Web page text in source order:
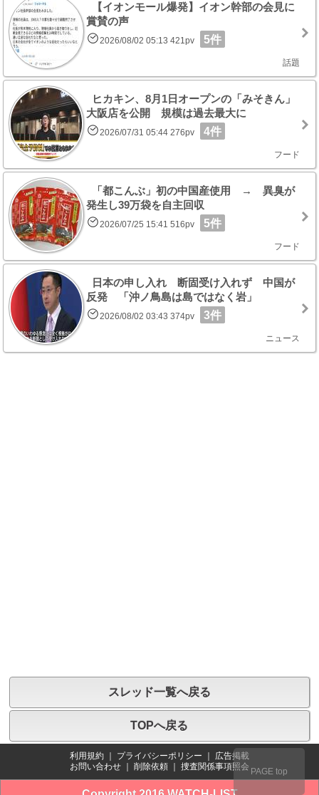
【イオンモール爆発】イオン幹部の会見に
賞賛の声
2026/08/02 05:13 421pv 5件
話題
ヒカキン、8月1日オープンの「みそきん」
大阪店を公開 規模は過去最大に
2026/07/31 05:44 276pv 4件
フード
「都こんぶ」初の中国産使用 → 異臭が
発生し39万袋を自主回収
2026/07/25 15:41 516pv 5件
フード
日本の申し入れ 断固受け入れず 中国が
反発 「沖ノ鳥島は島ではなく岩」
2026/08/02 03:43 374pv 3件
ニュース
スレッド一覧へ戻る
TOPへ戻る
利用規約 プライバシーポリシー
広告掲載
お問い合わせ
削除依頼 捜査関係事項照会 PAGE top